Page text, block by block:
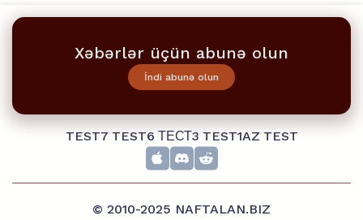
Xəbərlər üçün abunə olun
İndi abunə olun
TEST7 TEST6 ТЕСТ3 TEST1AZ TEST
© 2010-2025 NAFTALAN.BIZ